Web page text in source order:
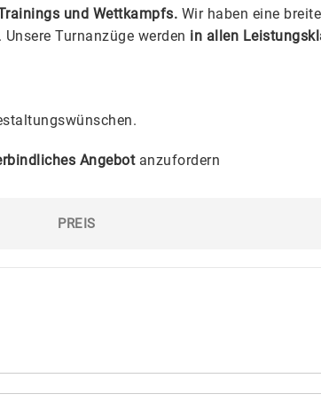
und Wettkampfs. Wir haben eine
Turnanzüge werden in allen
Angebotanzufordern
PREIS